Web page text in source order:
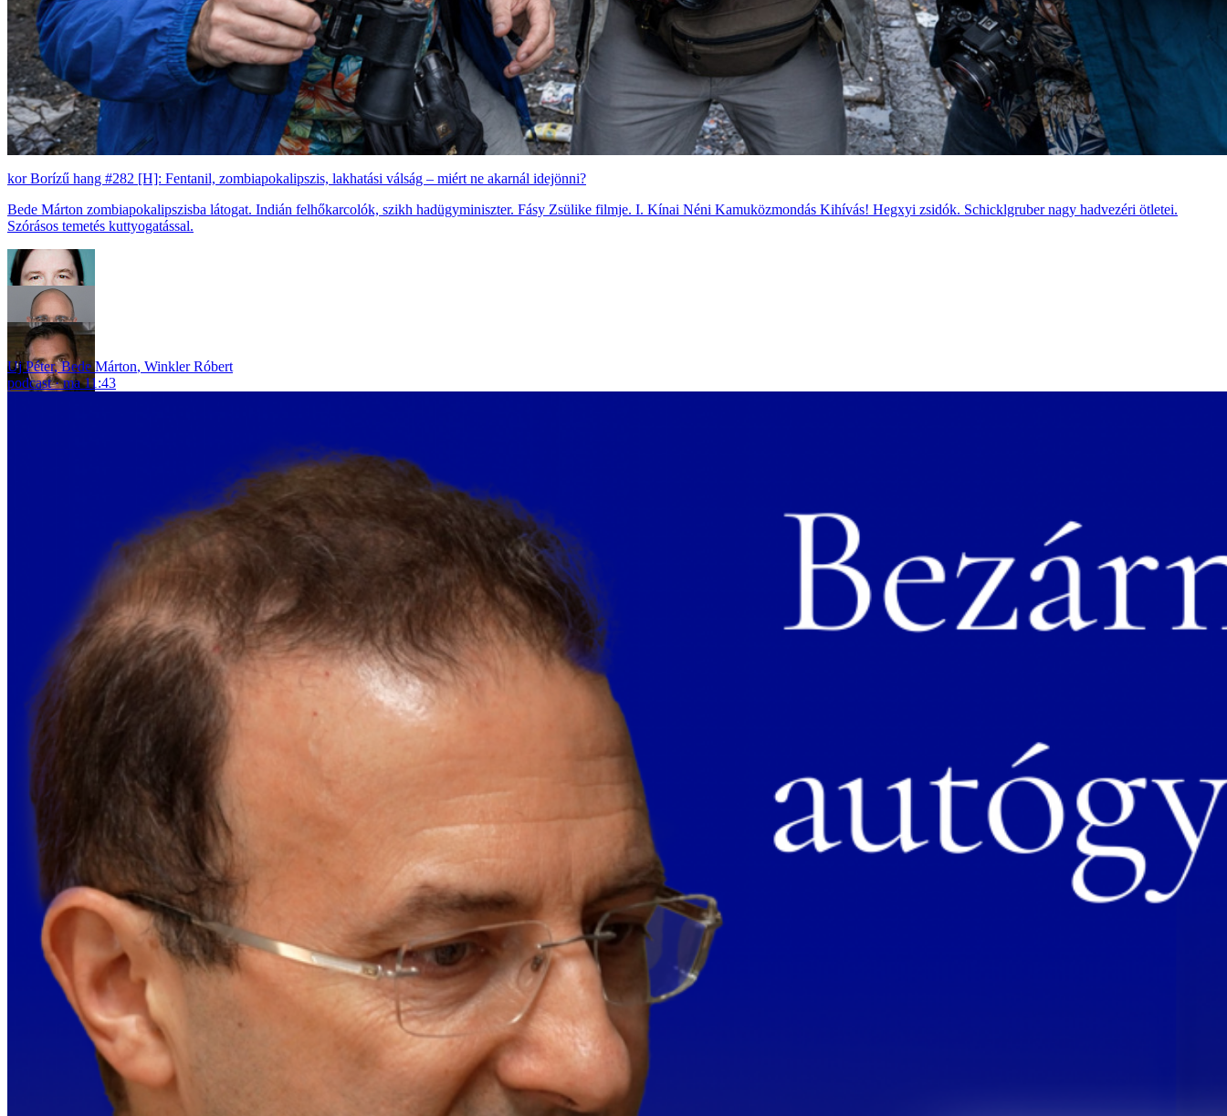
Borízű hang #282 [H]: Fentanil, zombiapokalipszis, lakhatási válság – miért ne akarnál idejönni?
Bede Márton zombiapokalipszisba látogat. Indián felhőkarcolók, szikh hadügyminiszter. Fásy Zsülike filmje. I. Kínai Néni Kamuközmondás Kihívás! Hegxyi zsidók. Schicklgruber nagy hadvezéri ötletei.
Szórásos temetés kuttyogatással.
Uj Péter,Bede Márton, Winkler Róbert
podcast
ma 11:43